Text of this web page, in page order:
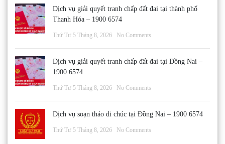
Dịch vụ giải quyết tranh chấp đất đai tại thành phố
Thanh Hóa – 1900 6574
Thứ Tư 5 Tháng 8, 2026 No Comments
Dịch vụ giải quyết tranh chấp đất đai tại Đồng Nai –
1900 6574
Thứ Tư 5 Tháng 8, 2026 No Comments
Dịch vụ soạn thảo di chúc tại Đồng Nai – 1900 6574
Thứ Tư 5 Tháng 8, 2026 No Comments